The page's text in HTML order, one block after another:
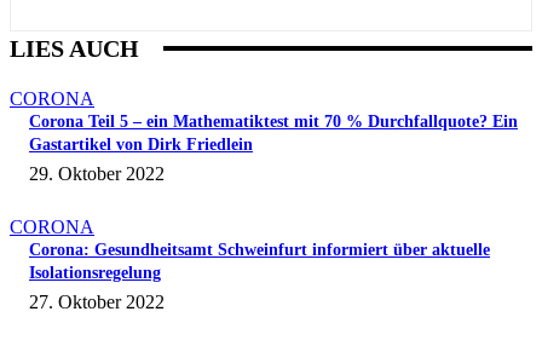
LIES AUCH
CORONA
Corona Teil 5 – ein Mathematiktest mit 70 % Durchfallquote? Ein
Gastartikel von Dirk Friedlein
29. Oktober 2022
CORONA
Corona: Gesundheitsamt Schweinfurt informiert über aktuelle
Isolationsregelung
27. Oktober 2022